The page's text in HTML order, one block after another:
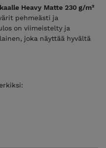
Heavy Matte 230 g/m²
pehmeästi ja
on viimeistelty ja
joka näyttää hyvältä